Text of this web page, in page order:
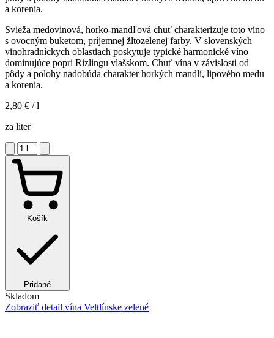
a korenia.
Svieža medovinová, horko-mandľová chuť charakterizuje toto víno
s ovocným buketom, príjemnej žltozelenej farby. V slovenských
vinohradníckych oblastiach poskytuje typické harmonické víno
dominujúce popri Rizlingu vlašskom. Chuť vína v závislosti od
pôdy a polohy nadobúda charakter horkých mandlí, lipového medu
a korenia.
2,80 € / l
za liter
Košík
Pridané
Skladom
Zobraziť detail vína Veltlínske zelené